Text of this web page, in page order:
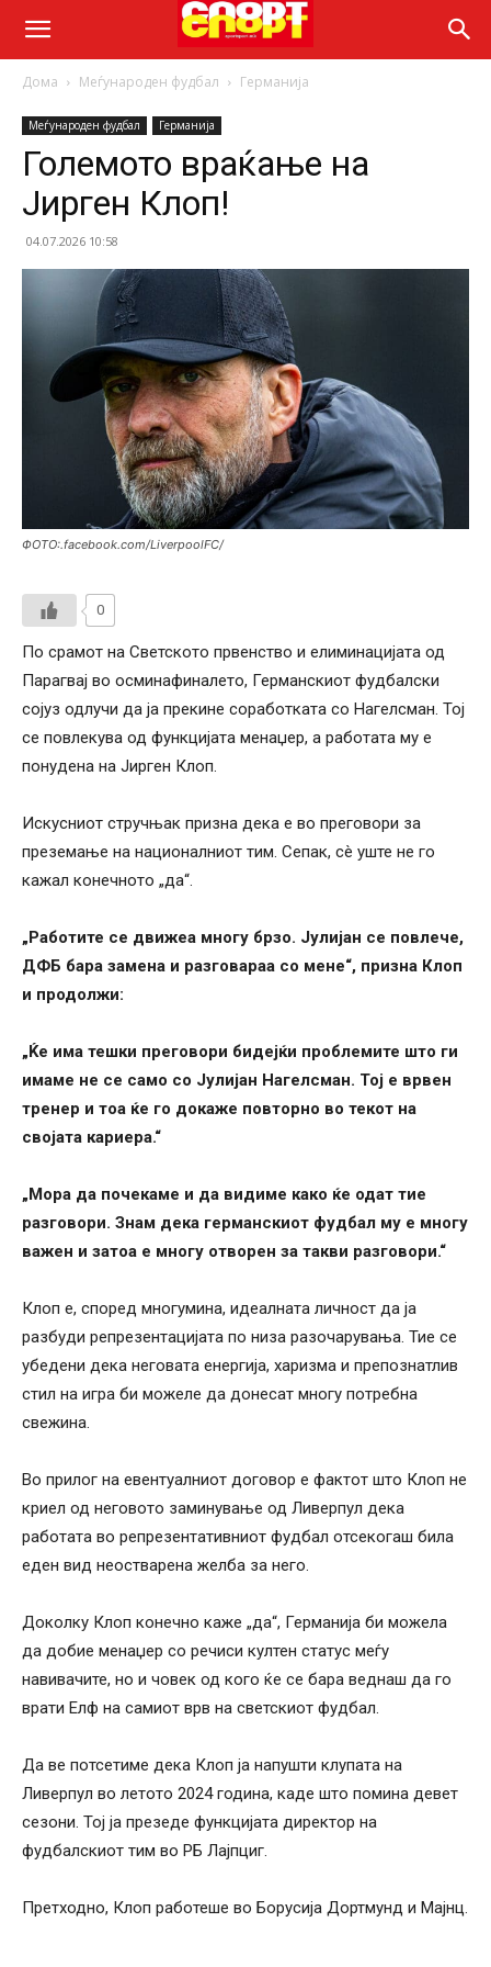
Дома Меѓународен фудбал Германија
Меѓународен фудбал Германија
Големото враќање на
Јирген Клоп!
04.07.2026 10:58
ФОТО:.facebook.com/LiverpoolFC/
0
По срамот на Светското првенство и елиминацијата од
Парагвај во осминафиналето, Германскиот фудбалски
сојуз одлучи да ја прекине соработката со Нагелсман. Тој
се повлекува од функцијата менаџер, а работата му е
понудена на Јирген Клоп.
Искусниот стручњак призна дека е во преговори за
преземање на националниот тим. Сепак, сè уште не го
кажал конечното „да“.
„Работите се движеа многу брзо. Јулијан се повлече,
ДФБ бара замена и разговараа со мене“, призна Клоп
и продолжи:
„Ќе има тешки преговори бидејќи проблемите што ги
имаме не се само со Јулијан Нагелсман. Тој е врвен
тренер и тоа ќе го докаже повторно во текот на
својата кариера.“
„Мора да почекаме и да видиме како ќе одат тие
разговори. Знам дека германскиот фудбал му е многу
важен и затоа е многу отворен за такви разговори.“
Клоп е, според многумина, идеалната личност да ја
разбуди репрезентацијата по низа разочарувања. Тие се
убедени дека неговата енергија, харизма и препознатлив
стил на игра би можеле да донесат многу потребна
свежина.
Во прилог на евентуалниот договор е фактот што Клоп не
криел од неговото заминување од Ливерпул дека
работата во репрезентативниот фудбал отсекогаш била
еден вид неостварена желба за него.
Доколку Клоп конечно каже „да“, Германија би можела
да добие менаџер со речиси култен статус меѓу
навивачите, но и човек од кого ќе се бара веднаш да го
врати Елф на самиот врв на светскиот фудбал.
Да ве потсетиме дека Клоп ја напушти клупата на
Ливерпул во летото 2024 година, каде што помина девет
сезони. Тој ја презеде функцијата директор на
фудбалскиот тим во РБ Лајпциг.
Претходно, Клоп работеше во Борусија Дортмунд и Мајнц.